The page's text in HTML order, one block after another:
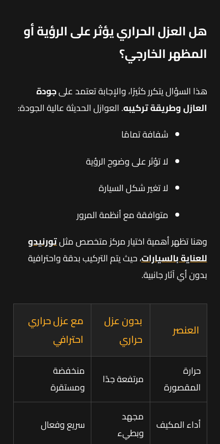
هل العزل الحراري يؤثر على الرؤية أو
المظهر الخارجي؟
هذا السؤال يتكرر كثيرًا، والإجابة تعتمد علىجودة
العازل وطريقة تركيبه. العوازل الحديثة عالية الجودة:
شفافة تمامًا
لا تؤثر على وضوح الرؤية
لا تغير شكل السيارة
متوافقة مع أنظمة المرور
وهنا تظهر أهمية اختيار مركز متخصص مثلتورنيدو
للعناية بالسيارات، حيث يتم التركيب بدقة واحترافية
بدون أي آثار جانبية.
العنصر
بدون عزل
حراري
مع عزل حراري
احترافي
حرارة
المقصورة
مرتفعة جدًا
منخفضة
ومستقرة
أداء المكيف
مجهد
وبطيء
سريع وفعال